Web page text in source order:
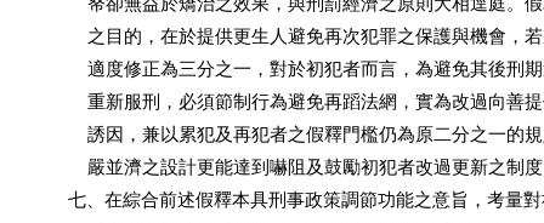
之目的，在於提供更生人避免再次犯罪之保護與機會，
適度修正為三分之一，對於初犯者而言，為避免其後刑
重新服刑，必須節制行為避免再蹈法網，實為改過向善
誘因，兼以累犯及再犯者之假釋門檻仍為原二分之一的
嚴並濟之設計更能達到嚇阻及鼓勵初犯者改過更新之制
七、在綜合前述假釋本具刑事政策調節功能之意旨，考量